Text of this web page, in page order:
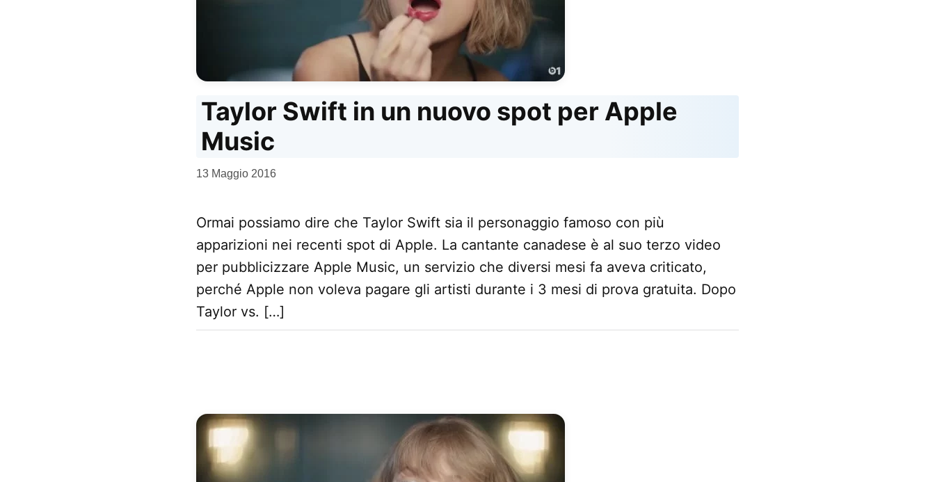
Taylor Swift in un nuovo spot per Apple
Music
da
13 Maggio 2016
Ormai possiamo dire che Taylor Swift sia il personaggio famoso con più
apparizioni nei recenti spot di Apple. La cantante canadese è al suo terzo video
per pubblicizzare Apple Music, un servizio che diversi mesi fa aveva criticato,
perché Apple non voleva pagare gli artisti durante i 3 mesi di prova gratuita. Dopo
Taylor vs. […]